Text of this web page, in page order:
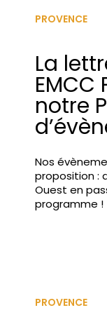
PROVENCE
La
EMCC
notre
Nos
proposition :
Ouest en
programme !
PROVENCE